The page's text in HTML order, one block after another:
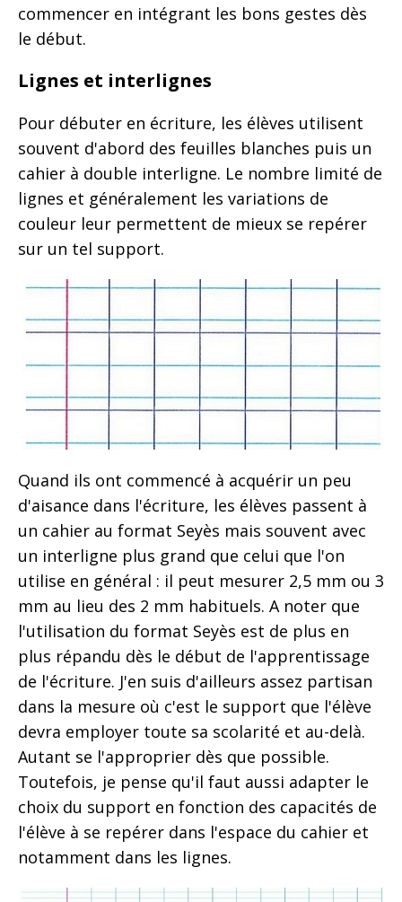
commencer en intégrant les bons gestes dès
le début.
Lignes et interlignes
Pour débuter en écriture, les élèves utilisent
souvent d'abord des feuilles blanches puis un
cahier à double interligne. Le nombre limité de
lignes et généralement les variations de
couleur leur permettent de mieux se repérer
sur un tel support.
Quand ils ont commencé à acquérir un peu
d'aisance dans l'écriture, les élèves passent à
un cahier au format Seyès mais souvent avec
un interligne plus grand que celui que l'on
utilise en général : il peut mesurer 2,5 mm ou 3
mm au lieu des 2 mm habituels. A noter que
l'utilisation du format Seyès est de plus en
plus répandu dès le début de l'apprentissage
de l'écriture. J'en suis d'ailleurs assez partisan
dans la mesure où c'est le support que l'élève
devra employer toute sa scolarité et au-delà.
Autant se l'approprier dès que possible.
Toutefois, je pense qu'il faut aussi adapter le
choix du support en fonction des capacités de
l'élève à se repérer dans l'espace du cahier et
notamment dans les lignes.